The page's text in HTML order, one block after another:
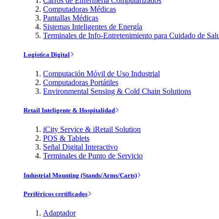
Computadoras Médicas
Pantallas Médicas
Sistemas Inteligentes de Energía
Terminales de Info-Entretenimiento para Cuidado de
Logística Digital
Computación Móvil de Uso Industrial
Computadoras Portátiles
Environmental Sensing & Cold Chain Solutions
Retail Inteligente & Hospitalidad
iCity Service & iRetail Solution
POS & Tablets
Señal Digital Interactivo
Terminales de Punto de Servicio
Industrial Mounting (Stands/Arms/Carts)
Periféricos certificados
Adaptador